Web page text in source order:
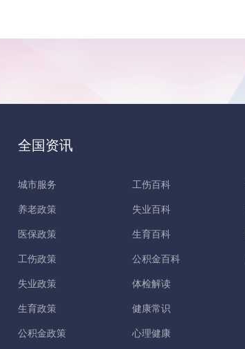
全国资讯
城市服务
养老政策
医保政策
工伤政策
失业政策
生育政策
公积金政策
工伤百科
失业百科
生育百科
公积金百科
体检解读
健康常识
心理健康